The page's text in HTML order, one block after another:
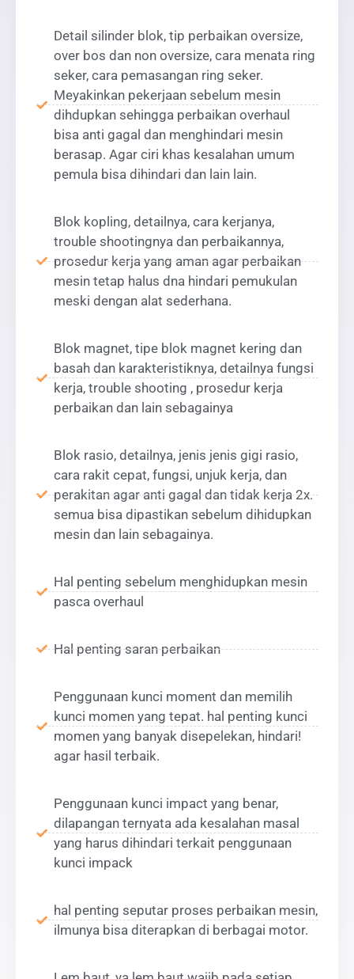
Detail silinder blok, tip perbaikan oversize,
over bos dan non oversize, cara menata ring
seker, cara pemasangan ring seker.
Meyakinkan pekerjaan sebelum mesin
dihdupkan sehingga perbaikan overhaul
bisa anti gagal dan menghindari mesin
berasap. Agar ciri khas kesalahan umum
pemula bisa dihindari dan lain lain.
Blok kopling, detailnya, cara kerjanya,
trouble shootingnya dan perbaikannya,
prosedur kerja yang aman agar perbaikan
mesin tetap halus dna hindari pemukulan
meski dengan alat sederhana.
Blok magnet, tipe blok magnet kering dan
basah dan karakteristiknya, detailnya fungsi
kerja, trouble shooting , prosedur kerja
perbaikan dan lain sebagainya
Blok rasio, detailnya, jenis jenis gigi rasio,
cara rakit cepat, fungsi, unjuk kerja, dan
perakitan agar anti gagal dan tidak kerja 2x.
semua bisa dipastikan sebelum dihidupkan
mesin dan lain sebagainya.
Hal penting sebelum menghidupkan mesin
pasca overhaul
Hal penting saran perbaikan
Penggunaan kunci moment dan memilih
kunci momen yang tepat. hal penting kunci
momen yang banyak disepelekan, hindari!
agar hasil terbaik.
Penggunaan kunci impact yang benar,
dilapangan ternyata ada kesalahan masal
yang harus dihindari terkait penggunaan
kunci impack
hal penting seputar proses perbaikan mesin,
ilmunya bisa diterapkan di berbagai motor.